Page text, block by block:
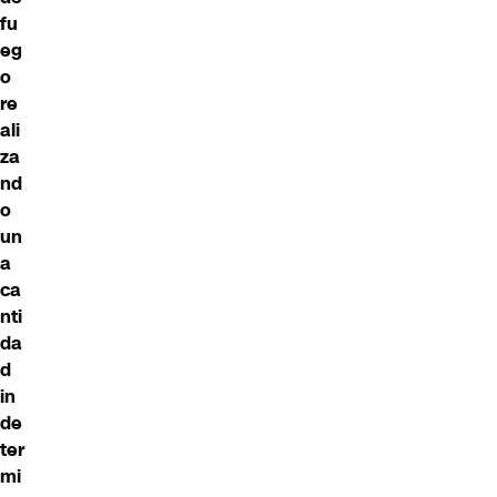
fu
eg
o
re
ali
za
nd
o
un
a
ca
nti
da
d
in
de
ter
mi